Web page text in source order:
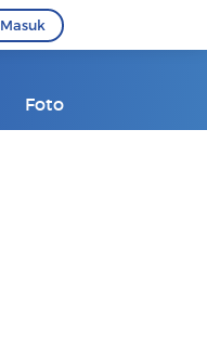
Masuk
Foto